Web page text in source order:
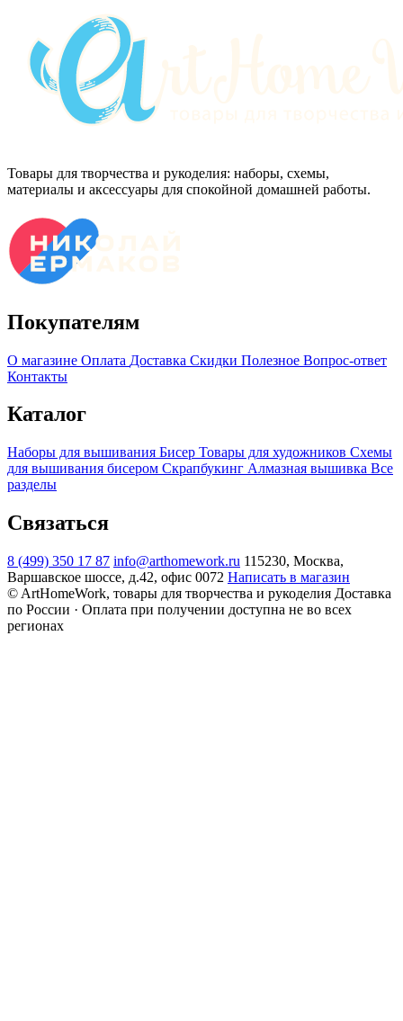
Товары для творчества и рукоделия: наборы, схемы,
материалы и аксессуары для спокойной домашней работы.
Покупателям
О магазине Оплата Доставка Скидки Полезное Вопрос-ответ
Контакты
Каталог
Наборы для вышивания Бисер Товары для художников Схемы
для вышивания бисером Скрапбукинг Алмазная вышивка Все
разделы
Связаться
8 (499) 350 17 87 info@arthomework.ru 115230, Москва,
Варшавское шоссе, д.42, офис 0072 Написать в магазин
© ArtHomeWork, товары для творчества и рукоделия Доставка
по России · Оплата при получении доступна не во всех
регионах